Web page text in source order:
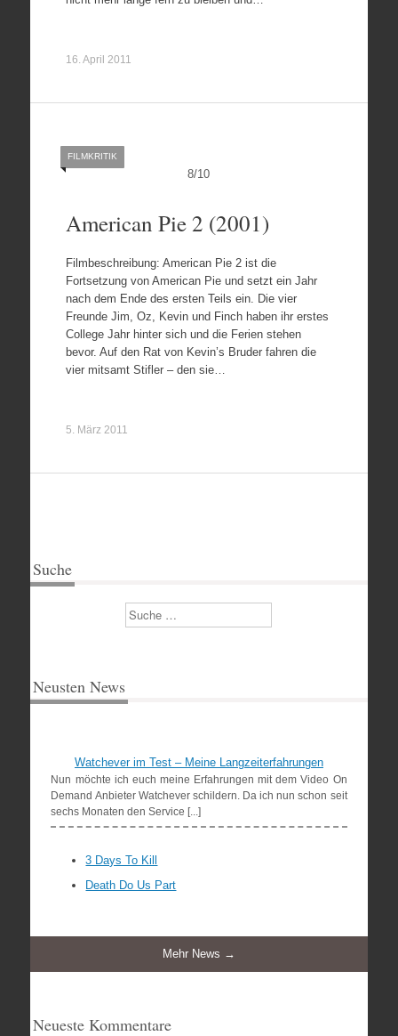
16. April 2011
8/10
FILMKRITIK
American Pie 2 (2001)
Filmbeschreibung: American Pie 2 ist die
Fortsetzung von American Pie und setzt ein Jahr
nach dem Ende des ersten Teils ein. Die vier
Freunde Jim, Oz, Kevin und Finch haben ihr erstes
College Jahr hinter sich und die Ferien stehen
bevor. Auf den Rat von Kevin’s Bruder fahren die
vier mitsamt Stifler – den sie…
5. März 2011
Suche
Suchen
Neusten News
Watchever im Test – Meine Langzeiterfahrungen
Nun möchte ich euch meine Erfahrungen mit dem Video On
Demand Anbieter Watchever schildern. Da ich nun schon seit
sechs Monaten den Service [...]
3 Days To Kill
Death Do Us Part
Mehr News →
Neueste Kommentare